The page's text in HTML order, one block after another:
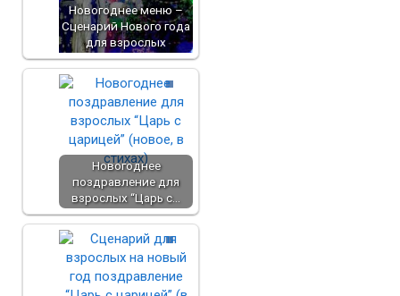
Новогоднее меню –
Сценарий Нового года
для взрослых
Новогоднее
поздравление для
взрослых “Царь с…